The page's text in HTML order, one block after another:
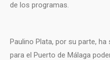
de los programas.
Paulino Plata, por su parte, ha
para el Puerto de Málaga